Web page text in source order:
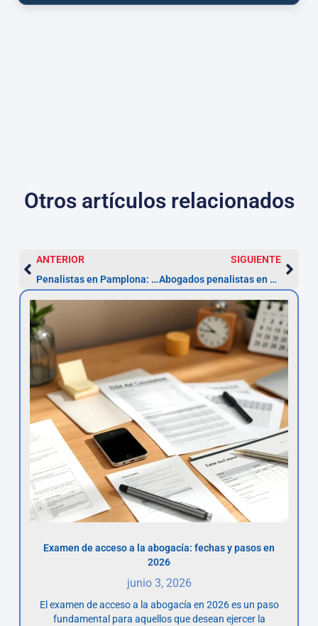
Otros artículos relacionados
ANTERIOR
Penalistas en Pamplona: defensa 24h y plazos clave
SIGUIENTE
Abogados penalistas en Toledo: actúa en 5 días hábiles
Examen de acceso a la abogacía: fechas y pasos en
2026
junio 3, 2026
El examen de acceso a la abogacía en 2026 es un paso
fundamental para aquellos que desean ejercer la